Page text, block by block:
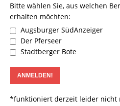
Bitte wählen Sie, aus welchen
erhalten möchten:
Augsburger SüdAnzeiger
Der Pferseer
Stadtberger Bote
*funktioniert derzeit leider nicht